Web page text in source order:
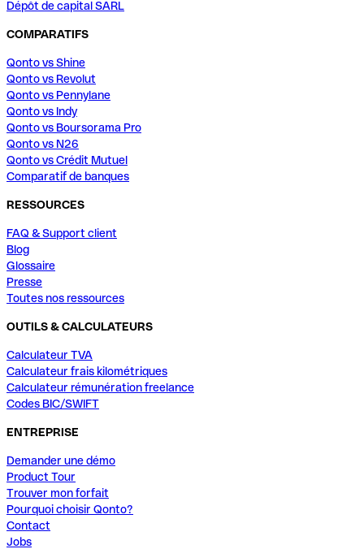
Dépôt de capital SARL
COMPARATIFS
Qonto vs Shine
Qonto vs Revolut
Qonto vs Pennylane
Qonto vs Indy
Qonto vs Boursorama Pro
Qonto vs N26
Qonto vs Crédit Mutuel
Comparatif de banques
RESSOURCES
FAQ & Support client
Blog
Glossaire
Presse
Toutes nos ressources
OUTILS & CALCULATEURS
Calculateur TVA
Calculateur frais kilométriques
Calculateur rémunération freelance
Codes BIC/SWIFT
ENTREPRISE
Demander une démo
Product Tour
Trouver mon forfait
Pourquoi choisir Qonto?
Contact
Jobs